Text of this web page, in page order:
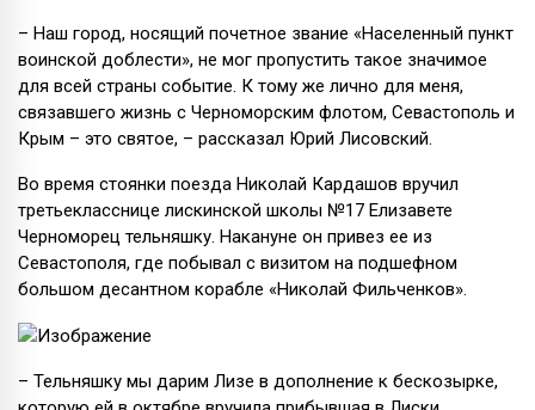
– Наш город, носящий почетное звание «Населенный пункт
воинской доблести», не мог пропустить такое значимое
для всей страны событие. К тому же лично для меня,
связавшего жизнь с Черноморским флотом, Севастополь и
Крым – это святое, – рассказал Юрий Лисовский.
Во время стоянки поезда Николай Кардашов вручил
третьекласснице лискинской школы №17 Елизавете
Черноморец тельняшку. Накануне он привез ее из
Севастополя, где побывал с визитом на подшефном
большом десантном корабле «Николай Фильченков».
– Тельняшку мы дарим Лизе в дополнение к бескозырке,